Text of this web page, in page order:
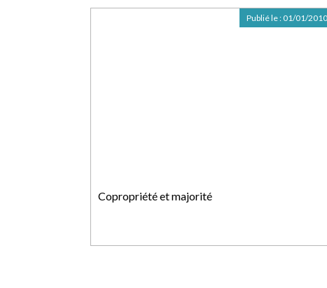
Copropriété et majorité
Publié le : 01/01/2010